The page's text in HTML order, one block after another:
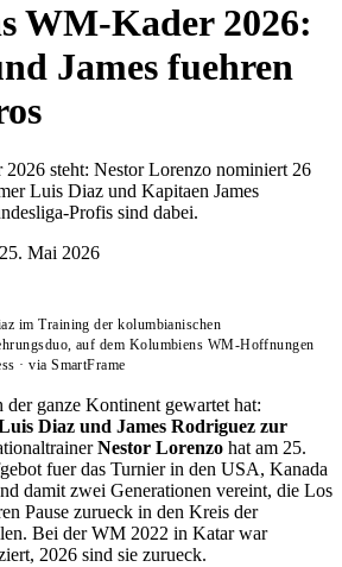
WM-Kader 2026:
James fuehren
steht: Nestor Lorenzo nominiert 26
Luis Diaz und Kapitaen James
Profis sind dabei.
25. Mai 2026
im Training der kolumbianischen
auf dem Kolumbiens WM-Hoffnungen
·via SmartFrame
der ganze Kontinent gewartet hat:
Diaz und James Rodriguez zur
Nestor Lorenzo hat am 25.
fuer das Turnier in den USA, Kanada
damit zwei Generationen vereint, die Los
Pause zurueck in den Kreis der
Bei der WM 2022 in Katar war
2026 sind sie zurueck.